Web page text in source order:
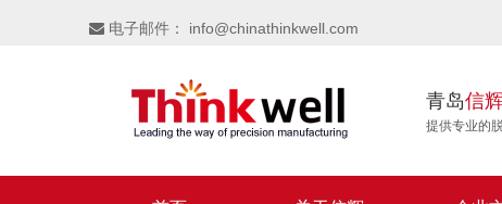
 电子邮件： info@chinathinkwell.com
青岛信辉
提供专业的